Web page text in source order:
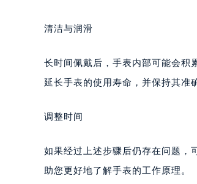
清洁与润滑
长时间佩戴后，手表内部可能会积
延长手表的使用寿命，并保持其准
调整时间
如果经过上述步骤后仍存在问题，
助您更好地了解手表的工作原理。